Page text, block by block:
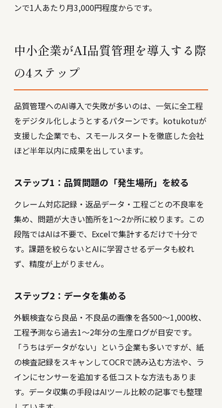
ンで1人あたり月3,000円程度からです。
中小企業がAI品質管理を導入する際
の4ステップ
品質管理へのAI導入で失敗が多いのは、一気に全工程
をデジタル化しようとするパターンです。kotukotuが
支援した企業でも、スモールスタートを徹底した会社
ほど半年以内に成果を出しています。
ステップ1：品質問題の「発生場所」を絞る
クレーム対応記録・返品データ・工程ごとの不良率を
集め、問題が大きい箇所を1〜2か所に絞ります。この
段階ではAIは不要で、Excelで集計するだけで十分で
す。課題を絞らないとAIに学習させるデータも絞れ
ず、精度が上がりません。
ステップ2：データを集める
外観検査なら良品・不良品の画像を各500〜1,000枚、
工程予測なら過去1〜2年分の生産ログが目安です。
「うちはデータがない」という企業も多いですが、紙
の検査記録をスキャンしてOCRで読み込む方法や、ラ
インにセンサーを追加する低コストな方法もありま
す。データ収集の手段はAIツール比較の記事でも整理